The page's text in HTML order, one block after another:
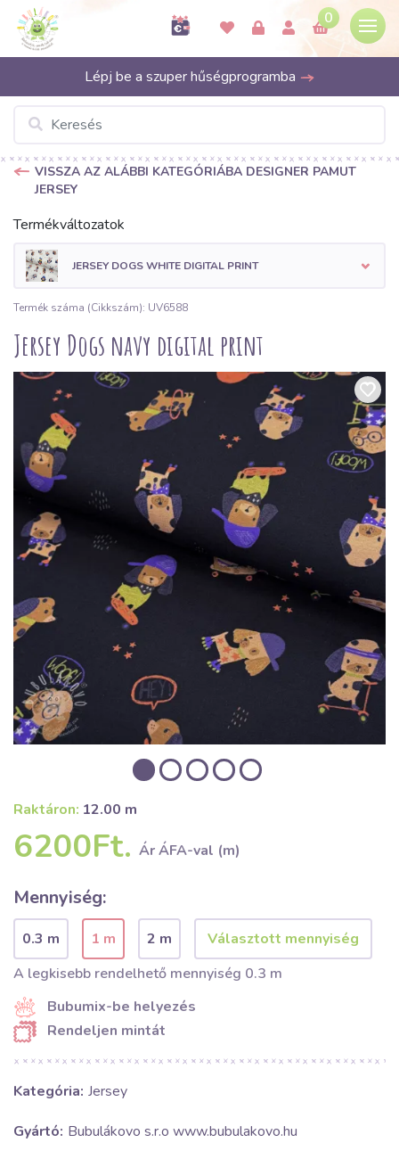
0
Lépj be a szuper hűségprogramba
VISSZA AZ ALÁBBI KATEGÓRIÁBA DESIGNER PAMUT
JERSEY
Termékváltozatok
JERSEY DOGS WHITE DIGITAL PRINT
Termék száma (Cikkszám): UV6588
Jersey Dogs navy digital print
Raktáron: 12.00 m
6200Ft. Ár ÁFA-val (m)
Mennyiség:
0.3 m 1 m
2 m
A legkisebb rendelhető mennyiség 0.3 m
Bubumix-be helyezés
Rendeljen mintát
Kategória: Jersey
Gyártó: Bubulákovo s.r.o www.bubulakovo.hu